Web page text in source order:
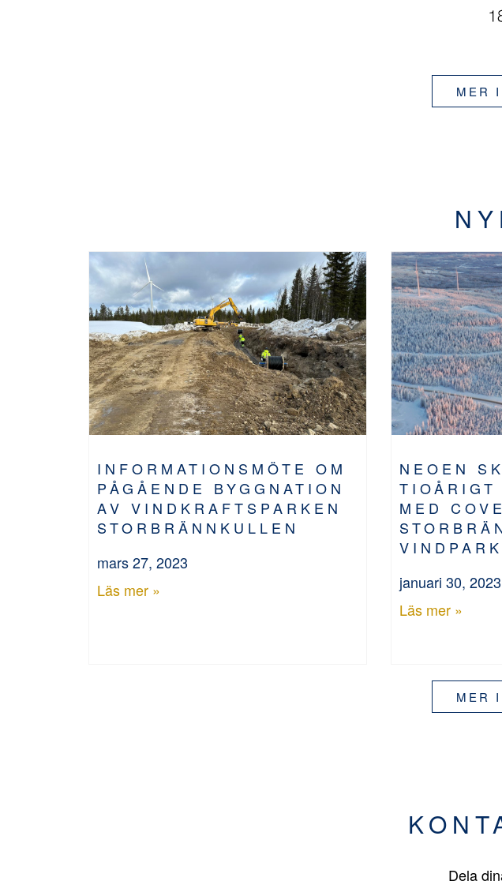
MER
INFORMATIONSMÖTE OM
PÅGÅENDE BYGGNATION
AV VINDKRAFTSPARKEN
STORBRÄNNKULLEN
mars 27, 2023
Läs mer »
NEOEN
TIOÅRIGT
MED
VINDPARK
januari 30, 2023
Läs mer »
MER
Dela